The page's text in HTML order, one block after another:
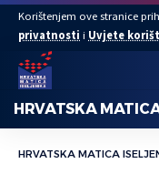
Korištenjem ove stranice
privatnosti i Uvjete
HRVATSKA
HRVATSKA MATICA